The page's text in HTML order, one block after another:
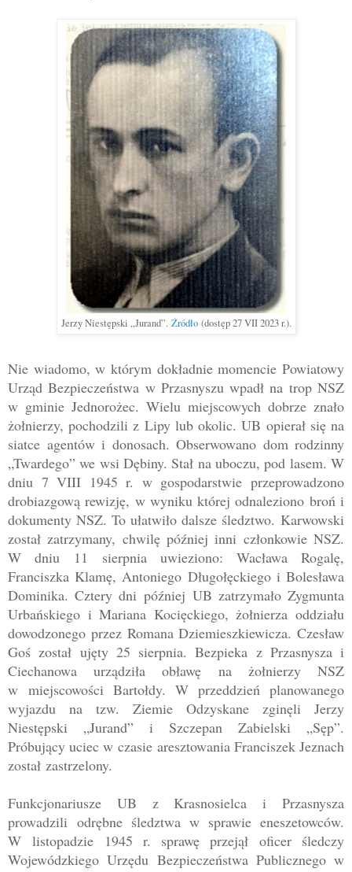
Jerzy Niestępski „Jurand”. Źródło(dostęp 27 VII 2023 r.).
Nie wiadomo, w którym dokładnie momencie Powiatowy
Urząd Bezpieczeństwa w Przasnyszu wpadł na trop NSZ
w gminie Jednorożec. Wielu miejscowych dobrze znało
żołnierzy, pochodzili z Lipy lub okolic. UB opierał się na
siatce agentów i donosach. Obserwowano dom rodzinny
„Twardego” we wsi Dębiny. Stał na uboczu, pod lasem. W
dniu 7 VIII 1945 r. w gospodarstwie przeprowadzono
drobiazgową rewizję, w wyniku której odnaleziono broń i
dokumenty NSZ. To ułatwiło dalsze śledztwo. Karwowski
został zatrzymany, chwilę później inni członkowie NSZ.
W dniu 11 sierpnia uwieziono: Wacława Rogalę,
Franciszka Klamę, Antoniego Długołęckiego i Bolesława
Dominika. Cztery dni później UB zatrzymało Zygmunta
Urbańskiego i Mariana Kocięckiego, żołnierza oddziału
dowodzonego przez Romana Dziemieszkiewicza. Czesław
Goś został ujęty 25 sierpnia. Bezpieka z Przasnysza i
Ciechanowa urządziła obławę na żołnierzy NSZ
w miejscowości Bartołdy. W przeddzień planowanego
wyjazdu na tzw. Ziemie Odzyskane zginęli Jerzy
Niestępski „Jurand” i Szczepan Zabielski „Sęp”.
Próbujący uciec w czasie aresztowania Franciszek Jeznach
został zastrzelony.
Funkcjonariusze UB z Krasnosielca i Przasnysza
prowadzili odrębne śledztwa w sprawie eneszetowców.
W listopadzie 1945 r. sprawę przejął oficer śledczy
Wojewódzkiego Urzędu Bezpieczeństwa Publicznego w